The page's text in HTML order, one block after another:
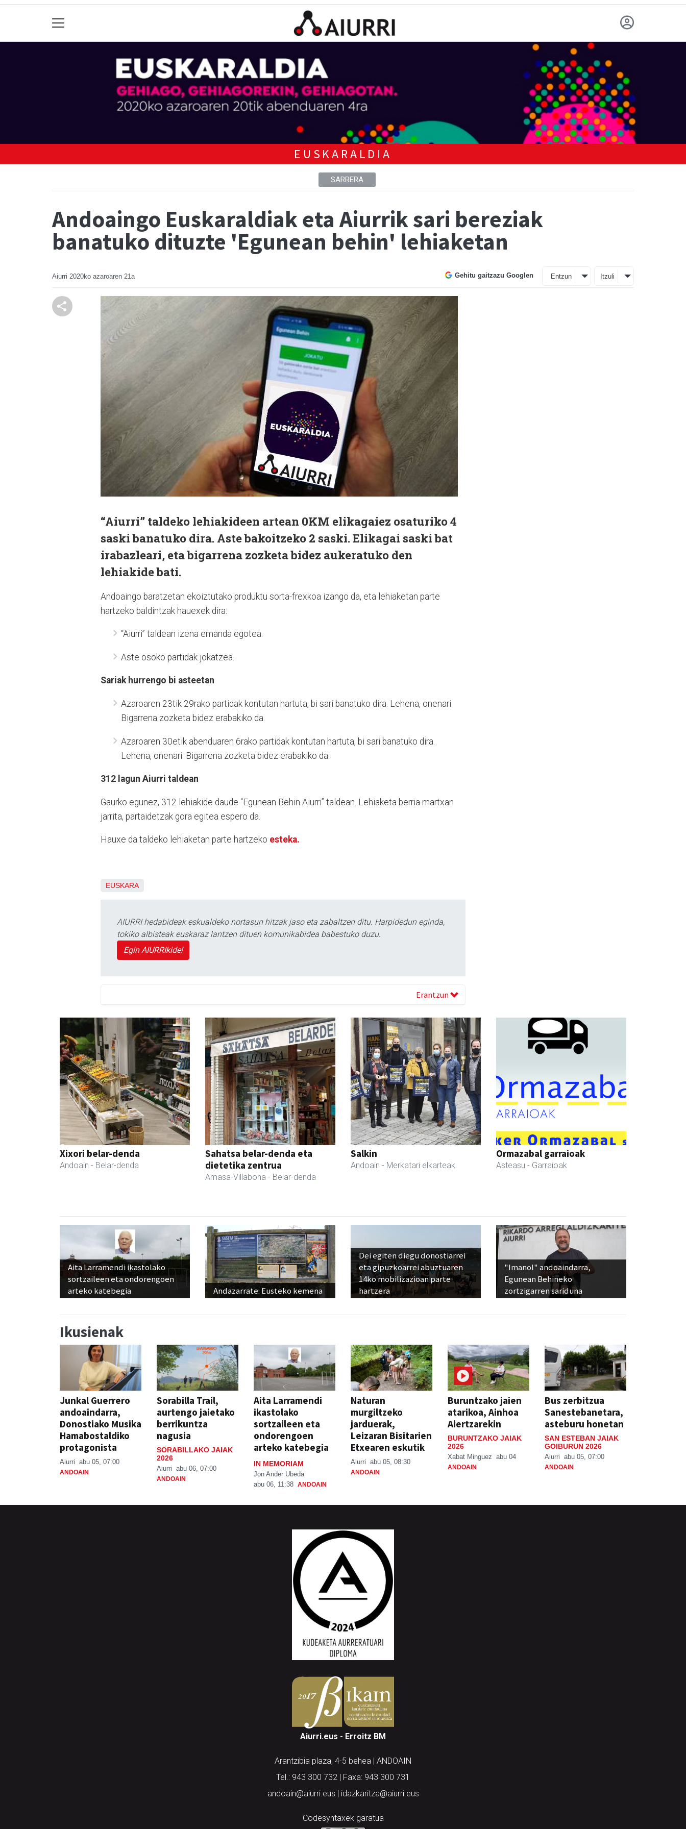
EUSKARALDIA
SARRERA
Andoaingo Euskaraldiak eta Aiurrik sari bereziak
banatuko dituzte 'Egunean behin' lehiaketan
Aiurri 2020ko azaroaren 21a Gehitu gaitzazu Googlen Entzun Itzuli
“Aiurri” taldeko lehiakideen artean 0KM elikagaiez osaturiko 4
saski banatuko dira. Aste bakoitzeko 2 saski. Elikagai saski bat
irabazleari, eta bigarrena zozketa bidez aukeratuko den
lehiakide bati.
Andoaingo baratzetan ekoiztutako produktu sorta-frexkoa izango da, eta lehiaketan parte
hartzeko baldintzak hauexek dira:
“Aiurri” taldean izena emanda egotea.
Aste osoko partidak jokatzea.
Sariak hurrengo bi asteetan
Azaroaren 23tik 29rako partidak kontutan hartuta, bi sari banatuko dira. Lehena, onenari.
Bigarrena zozketa bidez erabakiko da.
Azaroaren 30etik abenduaren 6rako partidak kontutan hartuta, bi sari banatuko dira.
Lehena, onenari. Bigarrena zozketa bidez erabakiko da.
312 lagun Aiurri taldean
Gaurko egunez, 312 lehiakide daude “Egunean Behin Aiurri” taldean. Lehiaketa berria martxan
jarrita, partaidetzak gora egitea espero da.
Hauxe da taldeko lehiaketan parte hartzeko esteka.
EUSKARA
AIURRI hedabideak eskualdeko nortasun hitzak jaso eta zabaltzen ditu. Harpidedun eginda,
tokiko albisteak euskaraz lantzen dituen komunikabidea babestuko duzu.
Egin AIURRIkide!
Erantzun
Xixori belar-denda
Andoain - Belar-denda
Sahatsa belar-denda eta
dietetika zentrua
Amasa-Villabona - Belar-denda
Salkin
Andoain - Merkatari elkarteak
Ormazabal garraioak
Asteasu - Garraioak
Aita Larramendi ikastolako
sortzaileen eta ondorengoen
arteko katebegia
Andazarrate: Eusteko kemena
Dei egiten diegu donostiarrei
eta gipuzkoarrei abuztuaren
14ko mobilizazioan parte
hartzera
"Imanol" andoaindarra,
Egunean Behineko
zortzigarren sariduna
Ikusienak
Junkal Guerrero
andoaindarra,
Donostiako Musika
Hamabostaldiko
protagonista
Aiurri abu 05, 07:00
ANDOAIN
Sorabilla Trail,
aurtengo jaietako
berrikuntza
nagusia
SORABILLAKO JAIAK
2026
Aiurri abu 06, 07:00
ANDOAIN
Aita Larramendi
ikastolako
sortzaileen eta
ondorengoen
arteko katebegia
IN MEMORIAM
Jon Ander Ubeda
abu 06, 11:38 ANDOAIN
Naturan
murgiltzeko
jarduerak,
Leizaran Bisitarien
Etxearen eskutik
Aiurri abu 05, 08:30
ANDOAIN
Buruntzako jaien
atarikoa, Ainhoa
Aiertzarekin
BURUNTZAKO JAIAK
2026
Xabat Minguez abu 04
ANDOAIN
Bus zerbitzua
Sanestebanetara,
asteburu honetan
SAN ESTEBAN JAIAK
GOIBURUN 2026
Aiurri abu 05, 07:00
ANDOAIN
Aiurri.eus - Erroitz BM
Arantzibia plaza, 4-5 behea | ANDOAIN
Tel.: 943 300 732 | Faxa: 943 300 731
andoain@aiurri.eus | idazkaritza@aiurri.eus
Codesyntaxek garatua